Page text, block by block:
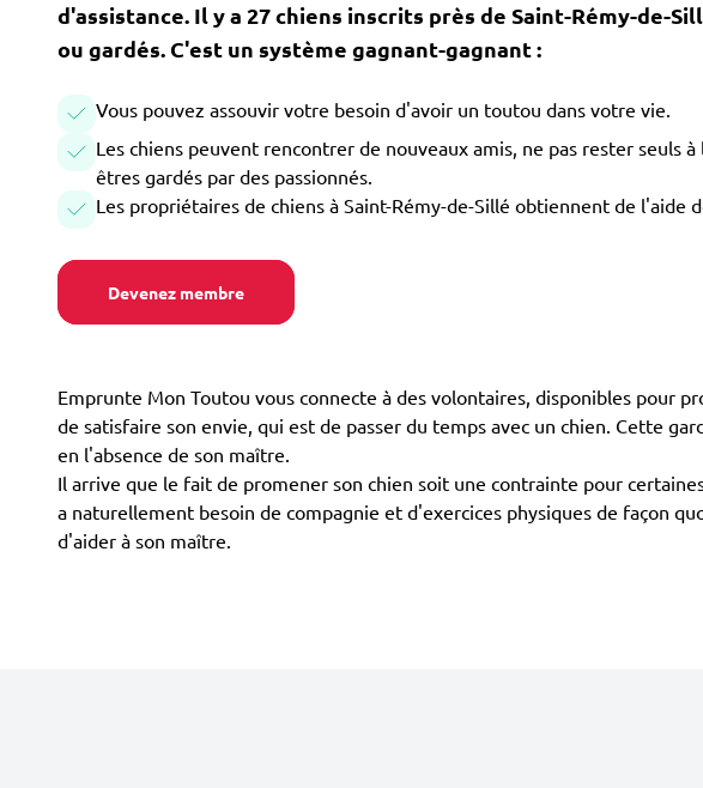
d'assistance. Il y a 27 chiens inscrits près de Saint-Rémy-de-
ou gardés. C'est un système gagnant-gagnant :
Vous pouvez assouvir votre besoin d'avoir un toutou dans votre vie.
Les chiens peuvent rencontrer de nouveaux amis, ne pas rester seuls
êtres gardés par des passionnés.
Les propriétaires de chiens à Saint-Rémy-de-Sillé obtiennent de l'aide
Devenez membre
Emprunte Mon Toutou vous connecte à des volontaires, disponibles pour
de satisfaire son envie, qui est de passer du temps avec un chien. Cette
en l'absence de son maître.
Il arrive que le fait de promener son chien soit une contrainte pour
a naturellement besoin de compagnie et d'exercices physiques de façon
d'aider à son maître.